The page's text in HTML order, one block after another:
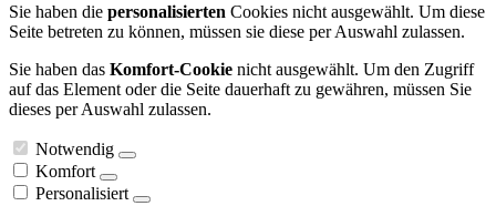
Sie haben die personalisierten Cookies nicht ausgewählt. Um diese
Seite betreten zu können, müssen sie diese per Auswahl zulassen.
Sie haben das Komfort-Cookie nicht ausgewählt. Um den Zugriff
auf das Element oder die Seite dauerhaft zu gewähren, müssen Sie
dieses per Auswahl zulassen.
Notwendig
Komfort
Personalisiert